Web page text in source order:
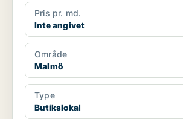
Pris pr. md.
Inte angivet
Område
Malmö
Type
Butikslokal